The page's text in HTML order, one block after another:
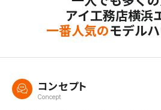
アイ工務店横浜
一番人気のモデル
コンセプト
Concept